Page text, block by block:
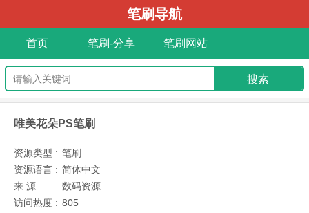
笔刷导航
首页 笔刷-分享 笔刷网站
唯美花朵PS笔刷
资源类型 : 笔刷
资源语言 : 简体中文
来 源 :
数码资源
访问热度 : 805